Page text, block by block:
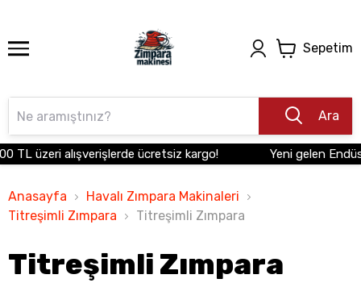
Sepetim
Ara
TL üzeri alışverişlerde ücretsiz kargo! Yeni gelen
Anasayfa
Havalı Zımpara Makinaleri
Titreşimli Zımpara
Titreşimli Zımpara
Titreşimli Zımpara